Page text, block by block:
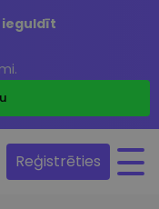
Reģistrēties